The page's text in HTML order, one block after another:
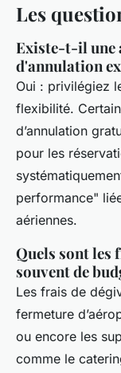
Les
Existe-t-il une
d'annulation
Oui : privilégiez
flexibilité.
d’annulation
pour les
performance"
aériennes.
Quels sont les
souvent de
Les frais de
fermeture
ou encore les
comme le